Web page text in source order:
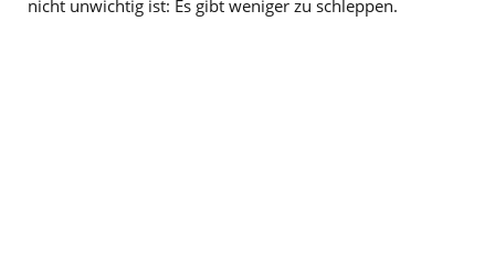
nicht unwichtig ist: Es gibt weniger zu schleppen.